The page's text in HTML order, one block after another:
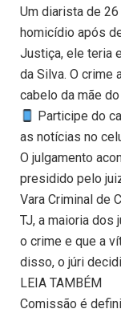
Um diarista de
homicídio após
Justiça, ele teria
da Silva. O crime
cabelo da mãe
Participe do
as notícias no
O julgamento
presidido pelo
Vara Criminal de
TJ, a maioria dos
o crime e que a
disso, o júri
LEIA TAMBÉM
Comissão é